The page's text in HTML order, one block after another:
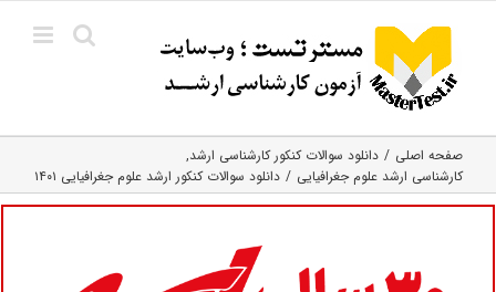
content
صفحه اصلی
دانلود سوالات کنکور کارشناسی ارشد
کارشناسی ارشد علوم جغرافیایی
دانلود سوالات کنکور ارشد علوم جغرافیایی ۱۴۰۱